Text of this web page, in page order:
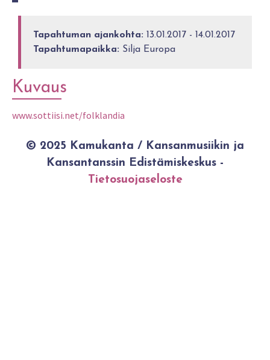
Tapahtuman ajankohta: 13.01.2017 - 14.01.2017
Tapahtumapaikka: Silja Europa
Kuvaus
www.sottiisi.net/folklandia
© 2025 Kamukanta / Kansanmusiikin ja
Kansantanssin Edistämiskeskus -
Tietosuojaseloste